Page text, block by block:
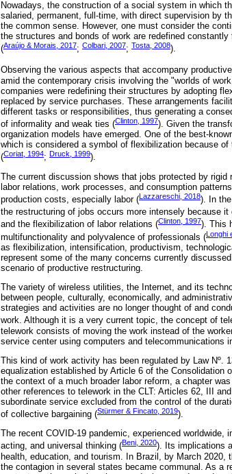
Nowadays, the construction of a social system in which
salaried, permanent, full-time, with direct supervision by
the common sense. However, one must consider the
the structures and bonds of work are redefined
(Araújo & Morais, 2017; Colbari, 2007; Tosta, 2008).
Observing the various aspects that accompany
amid the contemporary crisis involving the "worlds of
companies were redefining their structures by adopting
replaced by service purchases. These arrangements
different tasks or responsibilities, thus generating a
of informality and weak ties (Clinton, 1997). Given the
organization models have emerged. One of the best-
which is considered a symbol of flexibilization because
(Coriat, 1994; Druck, 1999).
The current discussion shows that jobs protected by
labor relations, work processes, and consumption
production costs, especially labor (Lazzareschi, 2018). In
the restructuring of jobs occurs more intensely because
and the flexibilization of labor relations (Clinton, 1997). This
multifunctionality and polyvalence of professionals (Longhi
as flexibilization, intensification, productivism,
represent some of the many concerns currently
scenario of productive restructuring.
The variety of wireless utilities, the Internet, and its
between people, culturally, economically, and
strategies and activities are no longer thought of and
work. Although it is a very current topic, the concept of
telework consists of moving the work instead of the
service center using computers and telecommunications
This kind of work activity has been regulated by Law Nº.
equalization established by Article 6 of the Consolidation
the context of a much broader labor reform, a chapter
other references to telework in the CLT: Articles 62, III
subordinate service excluded from the control of the
of collective bargaining (Stürmer & Fincato, 2019).
The recent COVID-19 pandemic, experienced
acting, and universal thinking (Beni, 2020). Its implications
health, education, and tourism. In Brazil, by March
the contagion in several states became communal. As a